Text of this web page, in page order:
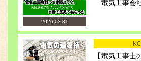
2026.03.31
「電気工事会
【電気工事士